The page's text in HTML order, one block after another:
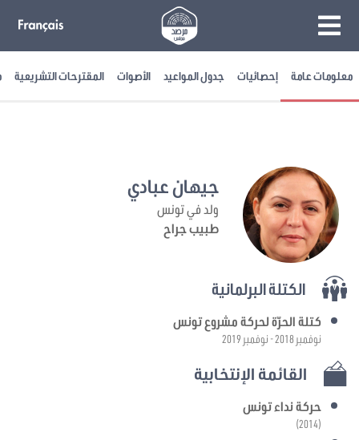
معلومات عامة إحصائيات جدول المواعيد الأصوات المقترحات التشريعية
جيهان عبادي
ولد في تونس
طبيب جراح
الكتلة البرلمانية
كتلة الحرّة لحركة مشروع تونس
نوفمبر 2018 - نوفمبر 2019
القائمة الإنتخابية
حركة نداء تونس
(2014)